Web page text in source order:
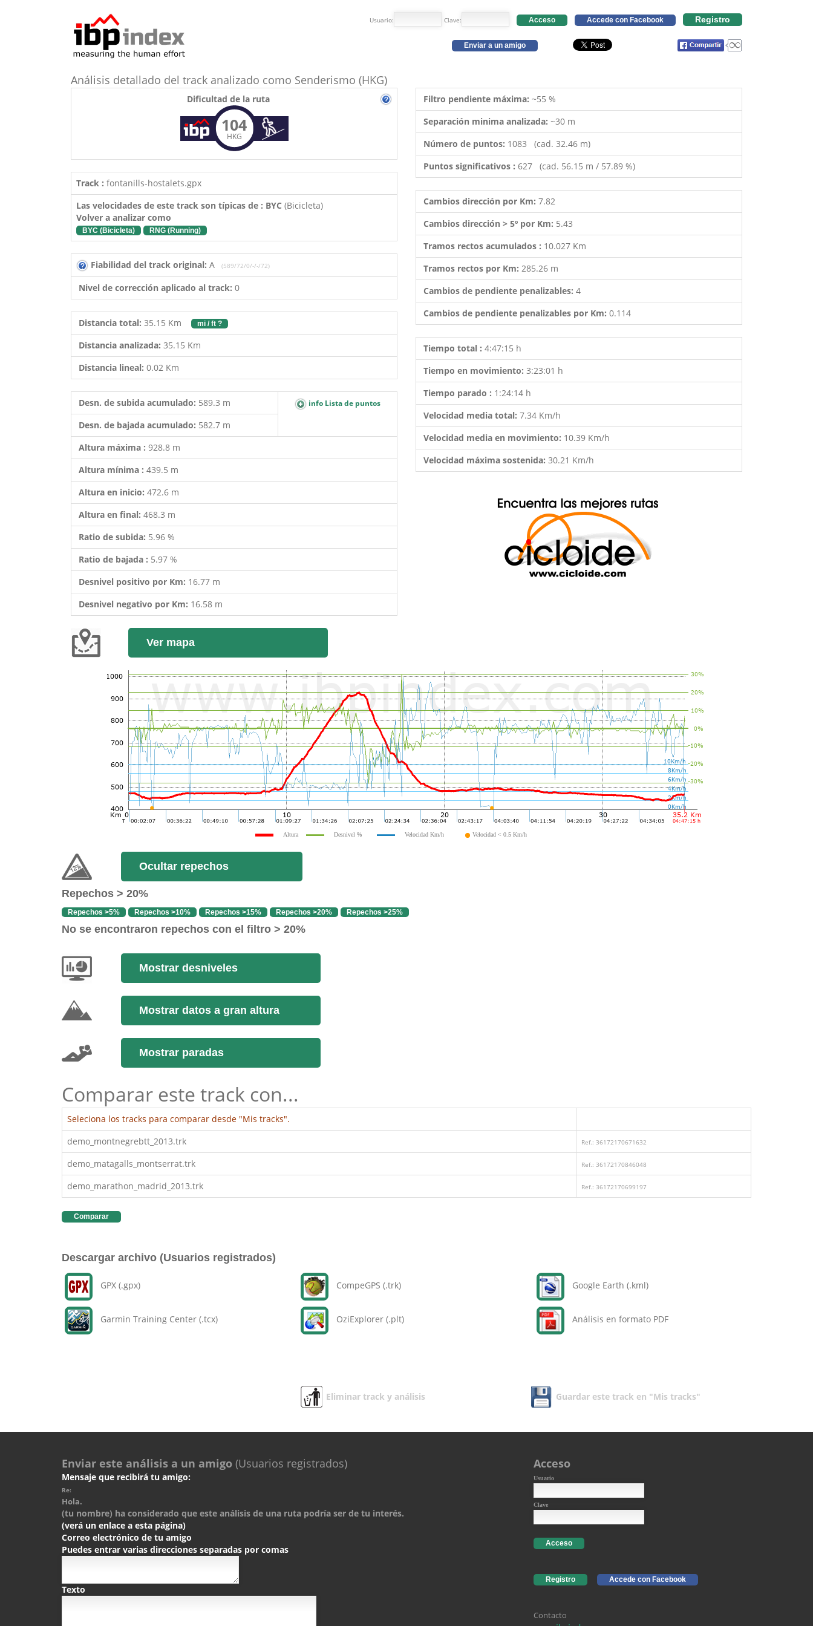
Usuario: Clave: Acceso Accede con Facebook Registro
Enviar a un amigo
Análisis detallado del track analizado como Senderismo (HKG)
Dificultad de la ruta
104
HKG
Track : fontanills-hostalets.gpx
Las velocidades de este track son típicas de : BYC (Bicicleta)
Volver a analizar como
BYC (Bicicleta) RNG (Running)
Fiabilidad del track original: A (589/72/0/-/-/72)
Nivel de corrección aplicado al track: 0
Distancia total: 35.15 Km mi / ft ?
Distancia analizada: 35.15 Km
Distancia lineal: 0.02 Km
Desn. de subida acumulado: 589.3 m info Lista de puntos
Desn. de bajada acumulado: 582.7 m
Altura máxima : 928.8 m
Altura mínima : 439.5 m
Altura en inicio: 472.6 m
Altura en final: 468.3 m
Ratio de subida: 5.96 %
Ratio de bajada : 5.97 %
Desnivel positivo por Km: 16.77 m
Desnivel negativo por Km: 16.58 m
Filtro pendiente máxima: ~55 %
Separación minima analizada: ~30 m
Número de puntos: 1083 (cad. 32.46 m)
Puntos significativos : 627 (cad. 56.15 m / 57.89 %)
Cambios dirección por Km: 7.82
Cambios dirección > 5º por Km: 5.43
Tramos rectos acumulados : 10.027 Km
Tramos rectos por Km: 285.26 m
Cambios de pendiente penalizables: 4
Cambios de pendiente penalizables por Km: 0.114
Tiempo total : 4:47:15 h
Tiempo en movimiento: 3:23:01 h
Tiempo parado : 1:24:14 h
Velocidad media total: 7.34 Km/h
Velocidad media en movimiento: 10.39 Km/h
Velocidad máxima sostenida: 30.21 Km/h
Ver mapa
Altura Desnivel % Velocidad Km/h Velocidad < 0.5 Km/h
Ocultar repechos
Repechos > 20%
Repechos >5% Repechos >10% Repechos >15% Repechos >20% Repechos >25%
No se encontraron repechos con el filtro > 20%
Mostrar desniveles
Mostrar datos a gran altura
Mostrar paradas
Comparar este track con...
Seleciona los tracks para comparar desde "Mis tracks".
demo_montnegrebtt_2013.trk
Ref.: 36172170671632
demo_matagalls_montserrat.trk Ref.: 36172170846048
demo_marathon_madrid_2013.trk Ref.: 36172170699197
Comparar
Descargar archivo (Usuarios registrados)
GPX (.gpx)
Garmin Training Center (.tcx)
CompeGPS (.trk)
OziExplorer (.plt)
Google Earth (.kml)
Análisis en formato PDF
Eliminar track y análisis Guardar este track en "Mis tracks"
Enviar este análisis a un amigo (Usuarios registrados)
Mensaje que recibirá tu amigo:
Re:
Hola.
(tu nombre) ha considerado que este análisis de una ruta podría ser de tu interés.
(verá un enlace a esta página)
Correo electrónico de tu amigo
Puedes entrar varias direcciones separadas por comas
Texto
Acceso
Usuario
Clave
Acceso
Registro Accede con Facebook
Contacto